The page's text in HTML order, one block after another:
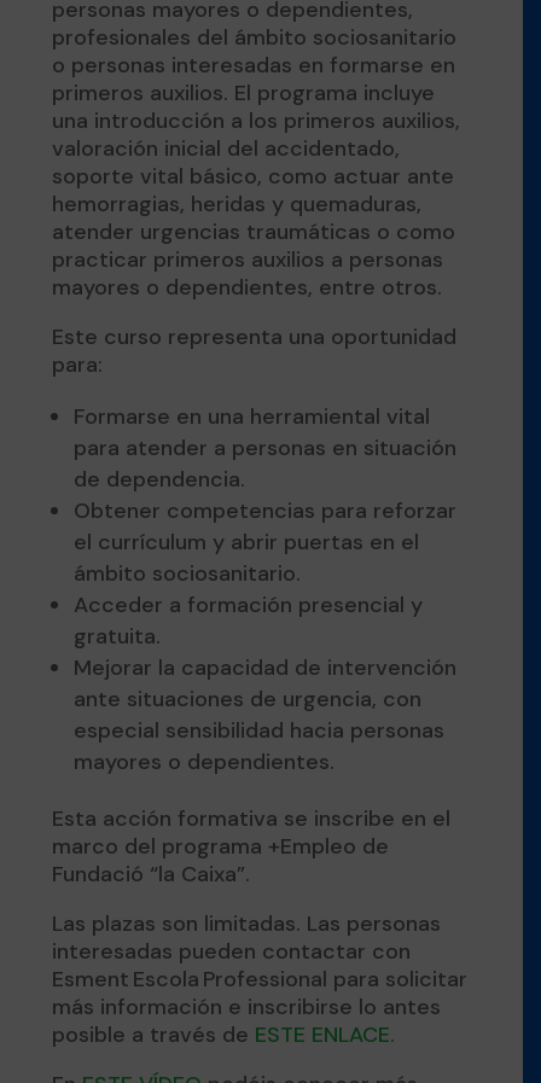
personas mayores o dependientes,
profesionales del ámbito sociosanitario
o personas interesadas en formarse en
primeros auxilios. El programa incluye
una introducción a los primeros auxilios,
valoración inicial del accidentado,
soporte vital básico, como actuar ante
hemorragias, heridas y quemaduras,
atender urgencias traumáticas o como
practicar primeros auxilios a personas
mayores o dependientes, entre otros.
Este curso representa una oportunidad
para:
Formarse en una herramiental vital
para atender a personas en situación
de dependencia.
Obtener competencias para reforzar
el currículum y abrir puertas en el
ámbito sociosanitario.
Acceder a formación presencial y
gratuita.
Mejorar la capacidad de intervención
ante situaciones de urgencia, con
especial sensibilidad hacia personas
mayores o dependientes.
Esta acción formativa se inscribe en el
marco del programa +Empleo de
Fundació “la Caixa”.
Las plazas son limitadas. Las personas
interesadas pueden contactar con
Esment Escola Professional para solicitar
más información e inscribirse lo antes
posible a través de ESTE ENLACE.